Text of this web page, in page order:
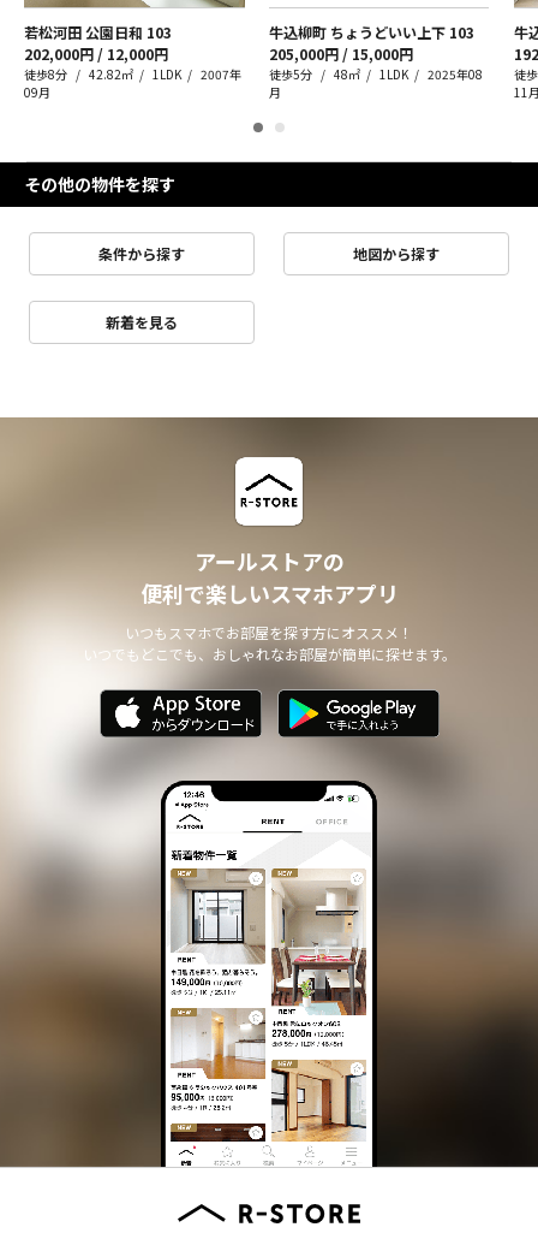
若松河田 公園日和 103
202,000円 / 12,000円
徒歩8分 42.82㎡ 1LDK
2007年
09月
牛込柳町 ちょうどいい上下 103
205,000円 / 15,000円
徒歩5分 48㎡ 1LDK
2025年08
月
牛
徒
11
その他の物件を探す
条件から探す 地図から探す
新着を見る
アールストアの
便利で楽しいスマホアプリ
いつもスマホでお部屋を探す方にオススメ！
いつでもどこでも、おしゃれなお部屋が簡単に探せます。